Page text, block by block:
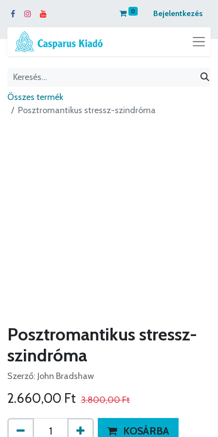
0 Bejelentkezés
Összes termék
Posztromantikus stressz-szindróma
Posztromantikus stressz-
szindróma
Szerző: John Bradshaw
2.660,00 Ft 3.800,00Ft
KOSÁRBA